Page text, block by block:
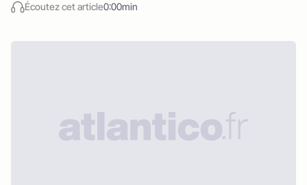
Écoutez cet article0:00min